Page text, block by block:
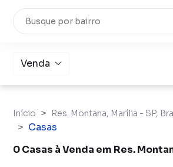
Venda
Início Res. Montana, Marília - SP,
Casas
0 Casas à Venda em Res.